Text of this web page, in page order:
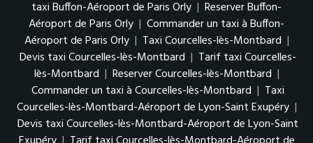
taxi Buffon-Aéroport de Paris Orly | Reserver Buffon-
Aéroport de Paris Orly | Commander un taxi à Buffon-
Aéroport de Paris Orly | Taxi Courcelles-lès-Montbard |
Devis taxi Courcelles-lès-Montbard | Tarif taxi Courcelles-
lès-Montbard | Reserver Courcelles-lès-Montbard |
Commander un taxi à Courcelles-lès-Montbard | Taxi
Courcelles-lès-Montbard-Aéroport de Lyon-Saint Exupéry |
Devis taxi Courcelles-lès-Montbard-Aéroport de Lyon-Saint